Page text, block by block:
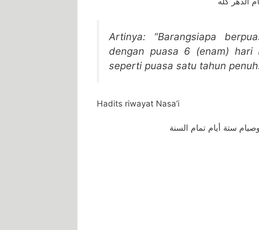
Artinya: “Barangsiapa
dengan puasa 6 (enam) hari
seperti puasa satu tahun
Hadits riwayat Nasa’i
ستة أيام تمام السنة